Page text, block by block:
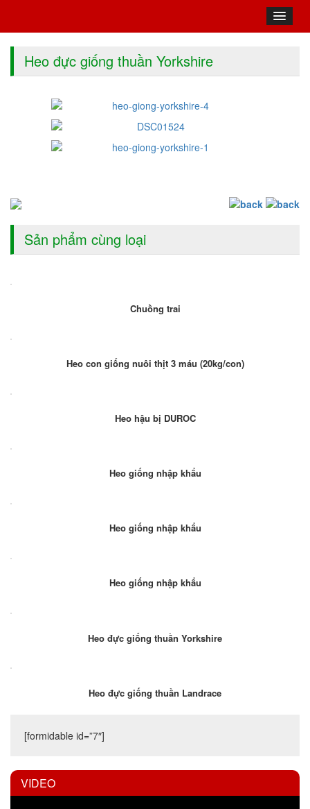
Heo đực giống thuần Yorkshire
Sản phẩm cùng loại
Chuồng trai
Heo con giống nuôi thịt 3 máu (20kg/con)
Heo hậu bị DUROC
Heo giống nhập khẩu
Heo giống nhập khẩu
Heo giống nhập khẩu
Heo đực giống thuần Yorkshire
Heo đực giống thuần Landrace
[formidable id=”7″]
VIDEO